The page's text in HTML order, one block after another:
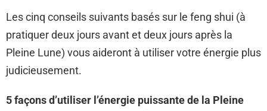
Les cinq conseils suivants basés sur le feng shui (à
pratiquer deux jours avant et deux jours après la
Pleine Lune) vous aideront à utiliser votre énergie plus
judicieusement.
5 façons d’utiliser l’énergie puissante de la Pleine